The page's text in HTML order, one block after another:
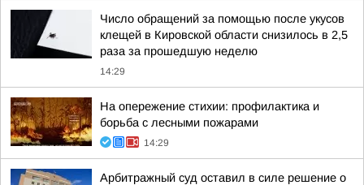
Число обращений за помощью после укусов
клещей в Кировской области снизилось в 2,5
раза за прошедшую неделю
14:29
На опережение стихии: профилактика и
борьба с лесными пожарами
14:29
Арбитражный суд оставил в силе решение о